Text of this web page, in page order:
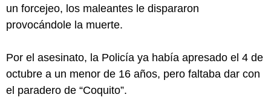
un forcejeo, los maleantes le dispararon
provocándole la muerte.
Por el asesinato, la Policía ya había apresado el 4 de
octubre a un menor de 16 años, pero faltaba dar con
el paradero de “Coquito”.